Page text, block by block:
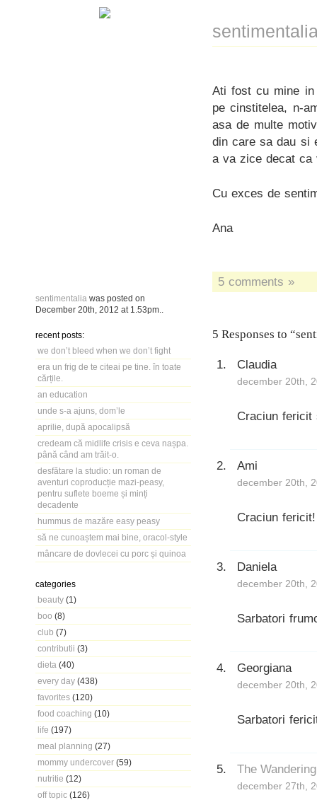
sentimentalia was posted on
December 20th, 2012 at 1.53pm
recent posts:
we don’t bleed when we don’t fight
era un frig de te citeai pe tine. în toate
cărțile.
an education
unde s-a ajuns, dom’le
aprilie, după apocalipsă
credeam că midlife crisis e ceva nașpa.
până când am trăit-o.
desfătare la studio: un roman de
aventuri coproducție mazi-peasy,
pentru suflete boeme și minți
decadente
hummus de mazăre easy peasy
să ne cunoaștem mai bine, oracol-style
mâncare de dovlecei cu porc și quinoa
categories
beauty (1)
boo (8)
club (7)
contributii (3)
dieta (40)
every day (438)
favorites (120)
food coaching (10)
life (197)
meal planning (27)
mommy undercover (59)
nutritie (12)
off topic (126)
Ati fost cu mine
pe cinstitelea, n-
asa de multe
din care sa dau si
a va zice decat ca
Cu exces de
Ana
5 comments »
5 Responses to
Claudia
december 20th,
Craciun fericit
Ami
december 20th,
Craciun
Daniela
december 20th,
Sarbatori
Georgiana
december 20th,
Sarbatori
The
december 27th,